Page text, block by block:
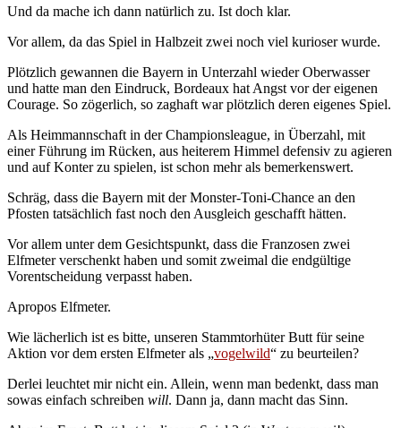
Und da mache ich dann natürlich zu. Ist doch klar.
Vor allem, da das Spiel in Halbzeit zwei noch viel kurioser wurde.
Plötzlich gewannen die Bayern in Unterzahl wieder Oberwasser
und hatte man den Eindruck, Bordeaux hat Angst vor der eigenen
Courage. So zögerlich, so zaghaft war plötzlich deren eigenes Spiel.
Als Heimmannschaft in der Championsleague, in Überzahl, mit
einer Führung im Rücken, aus heiterem Himmel defensiv zu agieren
und auf Konter zu spielen, ist schon mehr als bemerkenswert.
Schräg, dass die Bayern mit der Monster-Toni-Chance an den
Pfosten tatsächlich fast noch den Ausgleich geschafft hätten.
Vor allem unter dem Gesichtspunkt, dass die Franzosen zwei
Elfmeter verschenkt haben und somit zweimal die endgültige
Vorentscheidung verpasst haben.
Apropos Elfmeter.
Wie lächerlich ist es bitte, unseren Stammtorhüter Butt für seine
Aktion vor dem ersten Elfmeter als „vogelwild“ zu beurteilen?
Derlei leuchtet mir nicht ein. Allein, wenn man bedenkt, dass man
sowas einfach schreiben will. Dann ja, dann macht das Sinn.